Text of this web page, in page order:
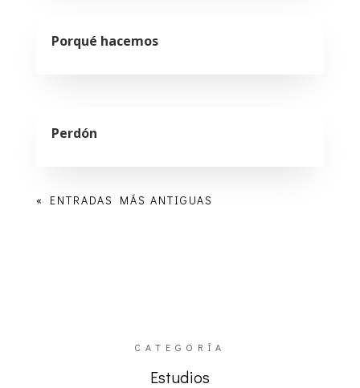
Porqué hacemos
Perdón
« ENTRADAS MÁS ANTIGUAS
CATEGORÍA
Estudios